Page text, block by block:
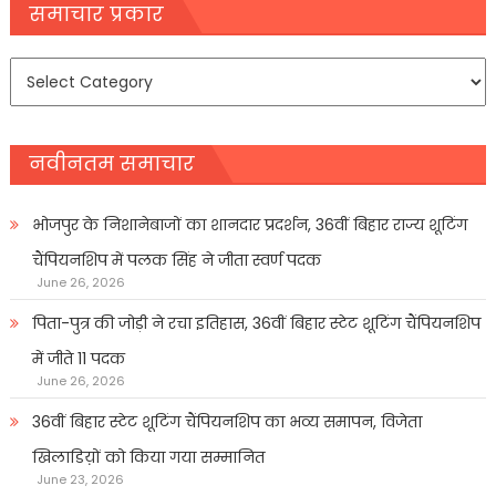
navigation
समाचार प्रकार
समाचार
नवीनतम समाचार
भोजपुर के निशानेबाजों का शानदार प्रदर्शन, 36वीं बिहार राज्य शूटिंग
चैंपियनशिप में पलक सिंह ने जीता स्वर्ण पदक
June 26, 2026
पिता-पुत्र की जोड़ी ने रचा इतिहास, 36वीं बिहार स्टेट शूटिंग चैंपियनशिप
में जीते 11 पदक
June 26, 2026
36वीं बिहार स्टेट शूटिंग चैंपियनशिप का भव्य समापन, विजेता
खिलाडिय़ों को किया गया सम्मानित
June 23, 2026